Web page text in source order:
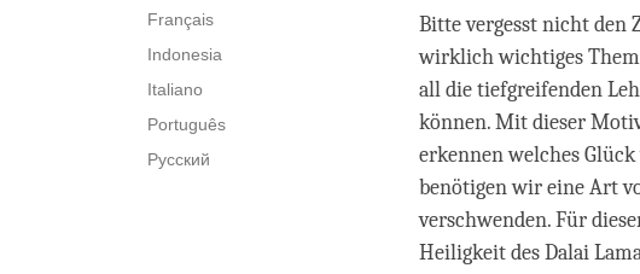
Français
Indonesia
Italiano
Português
Русский
Bitte vergesst nicht den
wirklich wichtiges
all die tiefgreifenden
können. Mit dieser
erkennen welches
benötigen wir eine Art
verschwenden. Für
Heiligkeit des Dalai